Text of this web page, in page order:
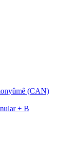
(CAN)
+ B